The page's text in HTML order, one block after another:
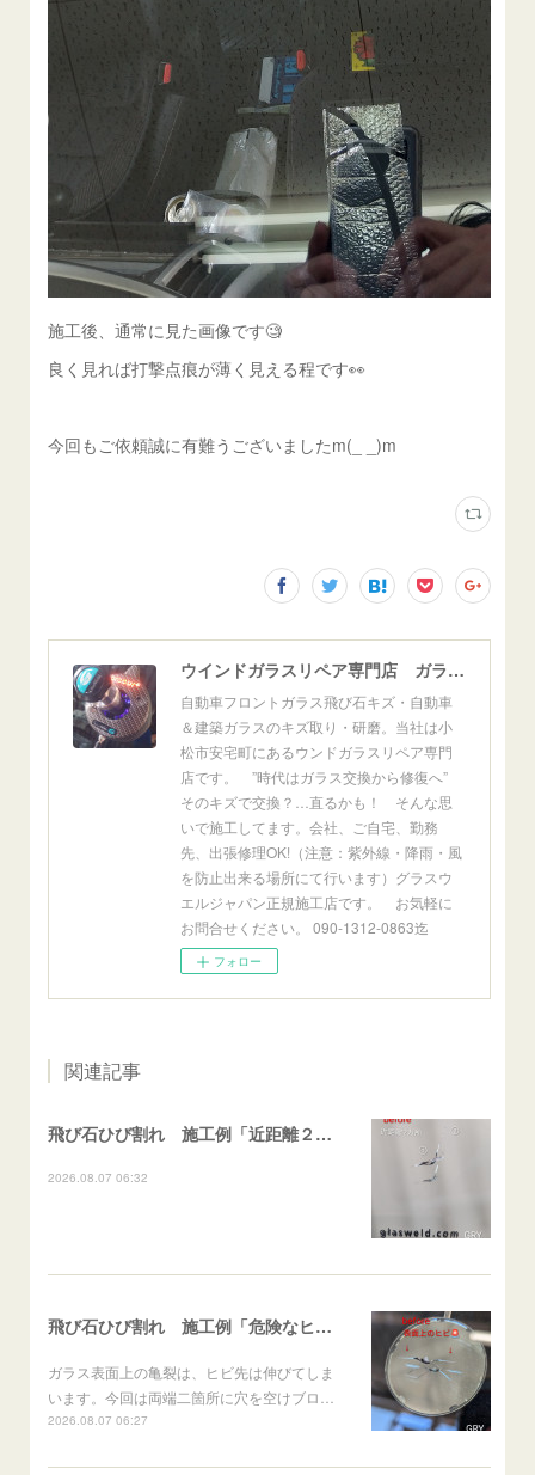
施工後、通常に見た画像です🧐
良く見れば打撃点痕が薄く見える程です👀
今回もご依頼誠に有難うございましたm(_ _)m
ウインドガラスリペア専門店 ガラスリペア・ヨシダ グラスウェルドジャパン 正規施工店 小松市
自動車フロントガラス飛び石キズ・自動車
＆建築ガラスのキズ取り・研磨。当社は小
松市安宅町にあるウンドガラスリペア専門
店です。 ”時代はガラス交換から修復へ”
そのキズで交換？…直るかも！ そんな思
いで施工してます。会社、ご自宅、勤務
先、出張修理OK!（注意：紫外線・降雨・風
を防止出来る場所にて行います）グラスウ
エルジャパン正規施工店です。 お気軽に
お問合せください。 090-1312-0863迄
フォロー
関連記事
飛び石ひび割れ 施工例「近距離２箇所・パーシャル系+ストレート系」CX-8
2026.08.07 06:32
飛び石ひび割れ 施工例「危険なヒビ🚨⚠️表面上亀裂」ジムニー
ガラス表面上の亀裂は、ヒビ先は伸びてしま
います。今回は両端二箇所に穴を空けブロ…
2026.08.07 06:27